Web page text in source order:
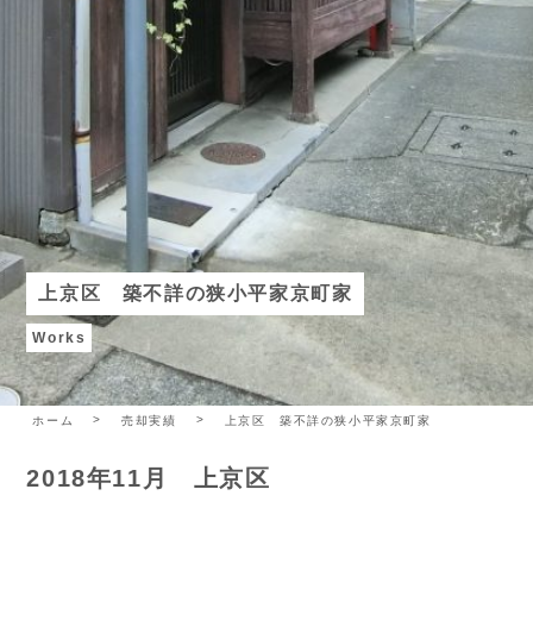
上京区 築不詳の狭小平家京町家
Works
ホーム 売却実績 上京区 築不詳の狭小平家京町家
2018年11月 上京区